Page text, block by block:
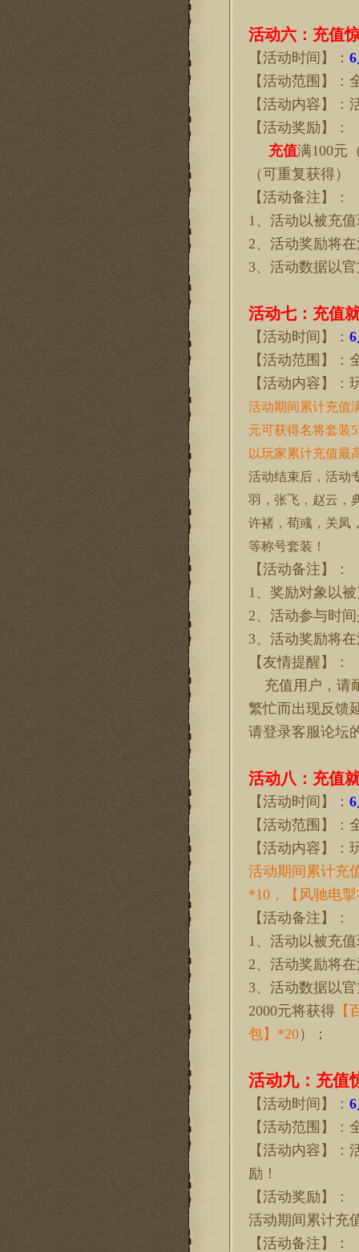
活动六 ：充值
【活动时间】： 6
【活动范围】：
【活动内容】：
【活动奖励】：
充值满100元
（可重复获得）
【活动备注】：
1、活动以被充
2、活动奖励将
3、活动数据以
活动七：充值
【活动时间】： 6
【活动范围】：
【活动内容】
活动期间累计充值
元可获得名将套装
以玩家累计充值最
活动结束后，活动
羽，张飞，赵云，
许褚，荀彧，关凤
等称号套装！
【活动备注】：
1、奖励对象以
2、活动参与时
3、活动奖励将
【友情提醒】：
充值用户，请
繁忙而出现反馈
请登录客服论坛
活动八 ：充值
【活动时间】： 6
【活动范围】：
【活动内容】
活动期间累计充
*10 ，【风驰电
【活动备注】：
1、活动以被充
2、活动奖励将
3、活动数据以
2000元将获得 【
包】*20）；
活动九：充值
【活动时间】： 6
【活动范围】：
【活动内容】：
励！
【活动奖励】：
活动期间累计充
【活动备注】：